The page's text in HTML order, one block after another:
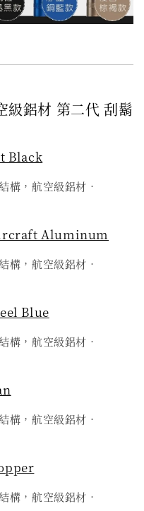
鋁材 第二代 刮鬍
Black
構，航空級鋁材．
Aluminum
構，航空級鋁材．
Blue
構，航空級鋁材．
構，航空級鋁材．
構，航空級鋁材．